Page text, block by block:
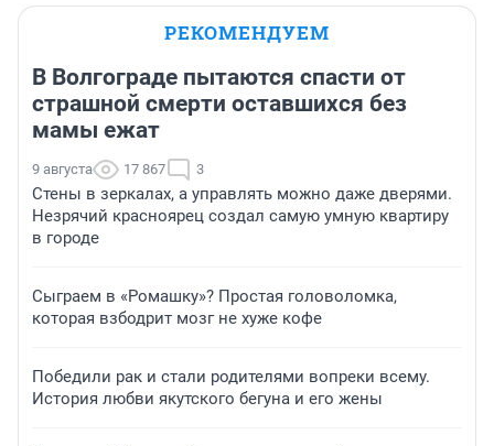
РЕКОМЕНДУЕМ
В Волгограде пытаются спасти от
страшной смерти оставшихся без
мамы ежат
9 августа 17 867 3
Стены в зеркалах, а управлять можно даже дверями.
Незрячий красноярец создал самую умную квартиру
в городе
Сыграем в «Ромашку»? Простая головоломка,
которая взбодрит мозг не хуже кофе
Победили рак и стали родителями вопреки всему.
История любви якутского бегуна и его жены